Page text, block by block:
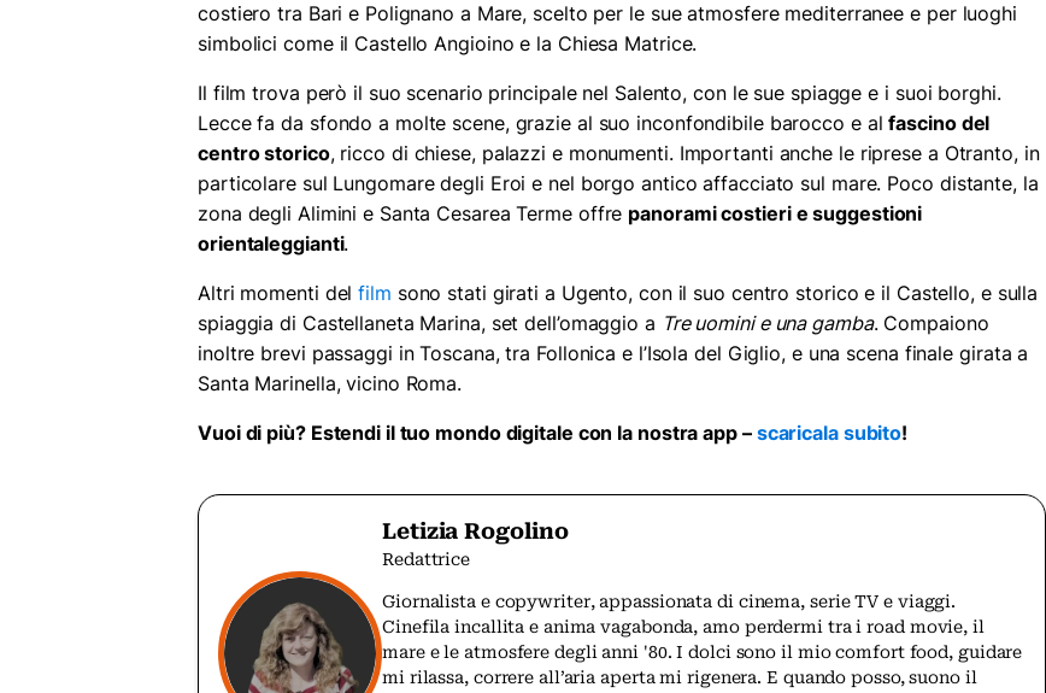
costiero tra Bari e Polignano a Mare, scelto per le sue atmosfere mediterranee e per luoghi
simbolici come il Castello Angioino e la Chiesa Matrice.
Il film trova però il suo scenario principale nel Salento, con le sue spiagge e i suoi borghi.
Lecce fa da sfondo a molte scene, grazie al suo inconfondibile barocco e alfascino del
centro storico, ricco di chiese, palazzi e monumenti. Importanti anche le riprese a Otranto, in
particolare sul Lungomare degli Eroi e nel borgo antico affacciato sul mare. Poco distante, la
zona degli Alimini e Santa Cesarea Terme offre panorami costieri e suggestioni
orientaleggianti.
Altri momenti delfilm sono stati girati a Ugento, con il suo centro storico e il Castello, e sulla
spiaggia di Castellaneta Marina, set dell’omaggio a Tre uomini e una gamba. Compaiono
inoltre brevi passaggi in Toscana, tra Follonica e l’Isola del Giglio, e una scena finale girata a
Santa Marinella, vicino Roma.
Vuoi di più? Estendi il tuo mondo digitale con la nostra app – scaricala subito!
Letizia Rogolino
Redattrice
Giornalista e copywriter, appassionata di cinema, serie TV e viaggi.
Cinefila incallita e anima vagabonda, amo perdermi tra i road movie, il
mare e le atmosfere degli anni '80. I dolci sono il mio comfort food, guidare
mi rilassa, correre all’aria aperta mi rigenera. E quando posso, suono il